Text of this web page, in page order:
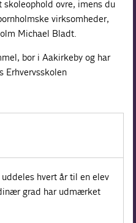
ovre, imens du
virksomheder,
Michael Bladt.
bor i Aakirkeby og har
Erhvervsskolen
hvert år til en elev
grad har udmærket